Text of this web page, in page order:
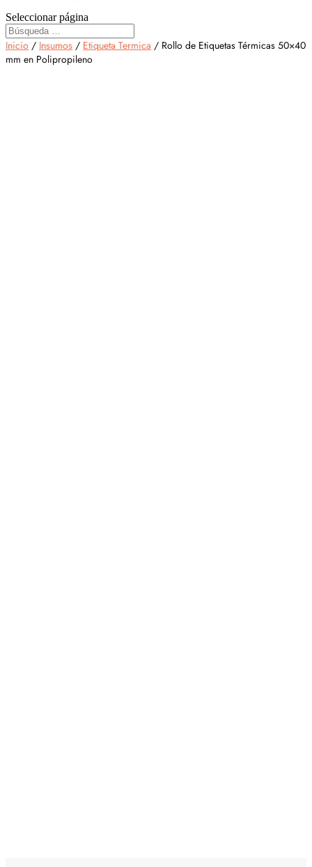
Seleccionar página
Inicio / Insumos / Etiqueta Termica / Rollo de Etiquetas Térmicas 50×40
mm en Polipropileno